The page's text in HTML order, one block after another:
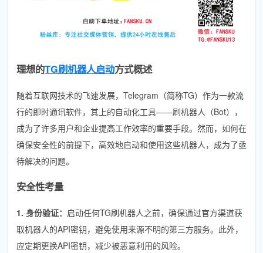
理想的TG刷机器人启动方式概述
随着互联网技术的飞速发展，Telegram（简称TG）作为一款流
行的即时通讯软件，其上的自动化工具——刷机器人（Bot），
成为了许多用户和企业提高工作效率的重要手段。然而，如何在
确保安全性的前提下，高效地启动和使用这些机器人，成为了亟
待解决的问题。
安全性考量
1. 身份验证： 启动任何TG刷机器人之前，确保通过官方渠道获
取机器人的API密钥，避免使用来源不明的第三方服务。此外，
应定期更换API密钥，减少被恶意利用的风险。